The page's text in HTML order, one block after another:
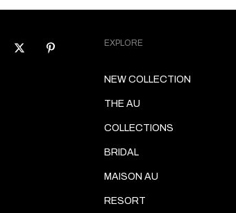
EXPLORE
NEW COLLECTION
THE AU
COLLECTIONS
BRIDAL
MAISON AU
RESORT